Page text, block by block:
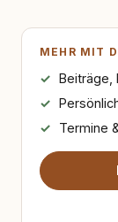
MEHR MIT
Beiträge,
Termine